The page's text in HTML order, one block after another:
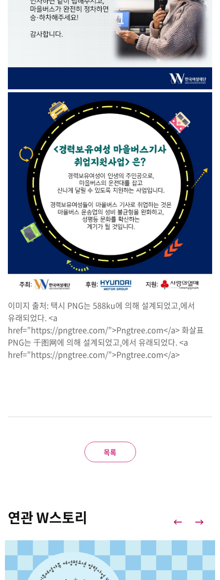
이미지 출처: 택시 PNG는 588ku에 의해 설계되었고,에서
유래되었다. <a
href=”https://pngtree.com/”>Pngtree.com</a> 화살표
PNG는 千图网에 의해 설계되었고,에서 유래되었다. <a
href=”https://pngtree.com/”>Pngtree.com</a>
목록
연관 W스토리